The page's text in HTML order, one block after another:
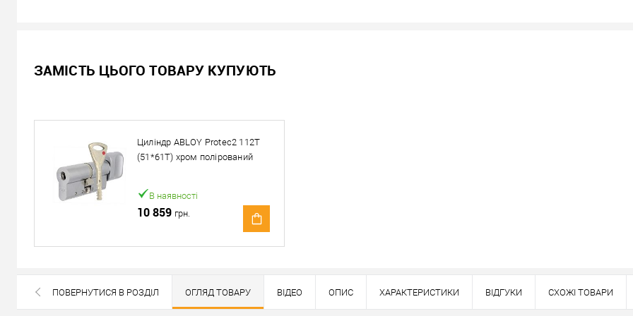
Кількість:
У кошик
«Новою Поштою» по Україні
Самовивіз
ЗАМІСТЬ ЦЬОГО ТОВАРУ КУПУЮТЬ
Циліндр ABLOY Protec2 112T
(51*61T) хром полірований
В наявності
10 859 грн.
ПОВЕРНУТИСЯ В РОЗДІЛ ОГЛЯД ТОВАРУ ВІДЕО ОПИС ХАРАКТЕРИСТИКИ ВІДГУКИ СХОЖІ ТОВАРИ